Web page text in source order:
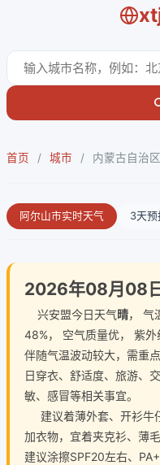
首页 / 城市 / 内蒙古自治区
阿尔山市实时天气 3天预
2026年08月08日
兴安盟今日天气晴， 气
48%， 空气质量优， 紫
伴随气温波动较大，需重
日穿衣、舒适度、旅游、
敏、感冒等相关事宜。
建议着薄外套、开衫牛
加衣物，宜着夹克衫、薄
建议涂擦SPF20左右、